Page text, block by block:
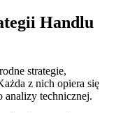
Handlu
strategie,
z nich opiera się
analizy technicznej.